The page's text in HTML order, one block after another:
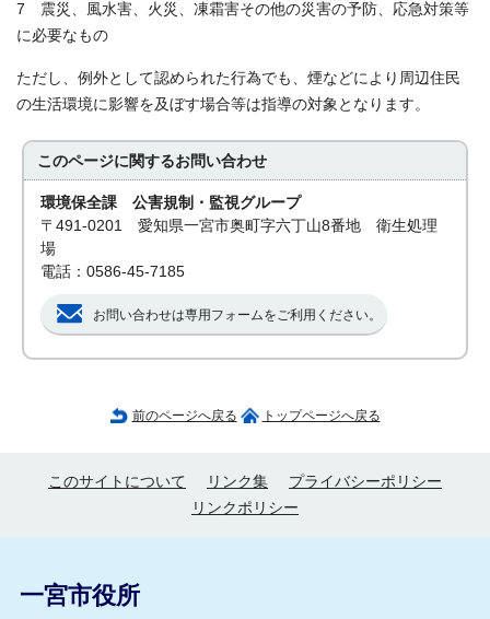
7 震災、風水害、火災、凍霜害その他の災害の予防、応急対策等
に必要なもの
ただし、例外として認められた行為でも、煙などにより周辺住民
の生活環境に影響を及ぼす場合等は指導の対象となります。
このページに関するお問い合わせ
環境保全課 公害規制・監視グループ
〒491-0201 愛知県一宮市奥町字六丁山8番地 衛生処理
場
電話：0586-45-7185
お問い合わせは専用フォームをご利用ください。
前のページへ戻る トップページへ戻る
このサイトについて リンク集
プライバシーポリシー
リンクポリシー
一宮市役所